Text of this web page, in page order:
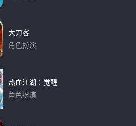
大刀客
角色扮演
热血江湖：觉醒
角色扮演